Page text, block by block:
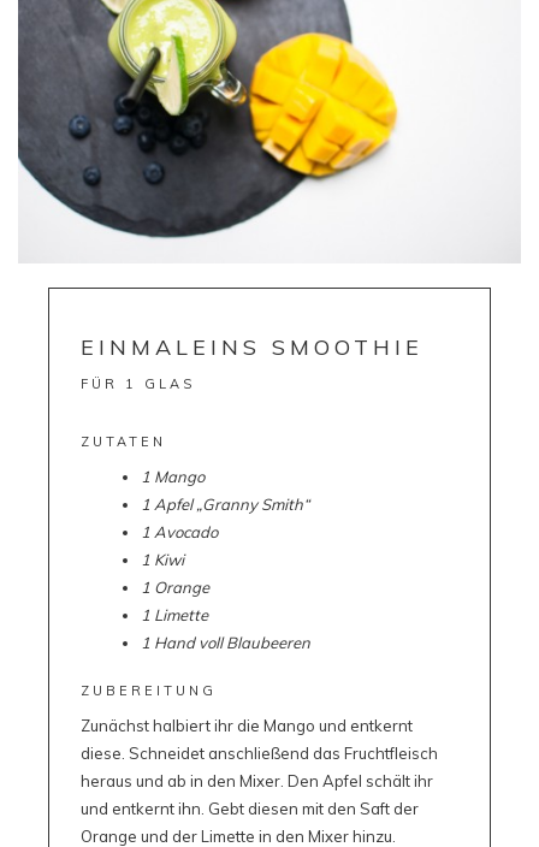
EINMALEINS SMOOTHIE
FÜR 1 GLAS
ZUTATEN
1 Mango
1 Apfel „Granny Smith“
1 Avocado
1 Kiwi
1 Orange
1 Limette
1 Hand voll Blaubeeren
ZUBEREITUNG
Zunächst halbiert ihr die Mango und entkernt
diese. Schneidet anschließend das Fruchtfleisch
heraus und ab in den Mixer. Den Apfel schält ihr
und entkernt ihn. Gebt diesen mit den Saft der
Orange und der Limette in den Mixer hinzu.